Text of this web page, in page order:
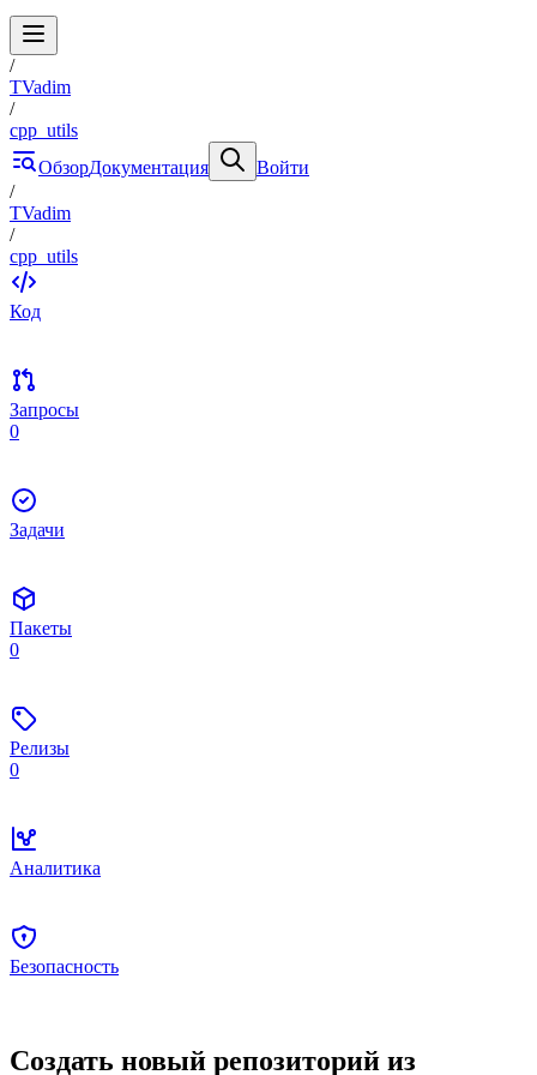
/
TVadim
/
cpp_utils
ОбзорДокументация
Войти
/
TVadim
/
cpp_utils
Код
Запросы
0
Задачи
Пакеты
0
Релизы
0
Аналитика
Безопасность
Создать новый репозиторий из